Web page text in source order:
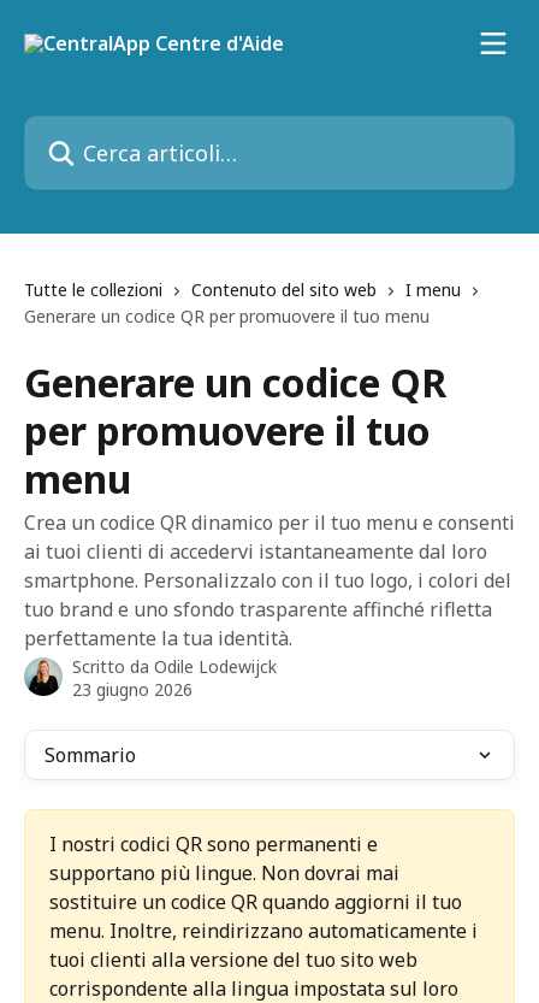
Cerca articoli…
Tutte le collezioni Contenuto del sito web
I menu
Generare un codice QR per promuovere il tuo menu
Generare un codice QR
per promuovere il tuo
menu
Crea un codice QR dinamico per il tuo menu e consenti
ai tuoi clienti di accedervi istantaneamente dal loro
smartphone. Personalizzalo con il tuo logo, i colori del
tuo brand e uno sfondo trasparente affinché rifletta
perfettamente la tua identità.
Scritto da Odile Lodewijck
23 giugno 2026
Sommario
I nostri codici QR sono permanenti e
supportano più lingue. Non dovrai mai
sostituire un codice QR quando aggiorni il tuo
menu. Inoltre, reindirizzano automaticamente i
tuoi clienti alla versione del tuo sito web
corrispondente alla lingua impostata sul loro